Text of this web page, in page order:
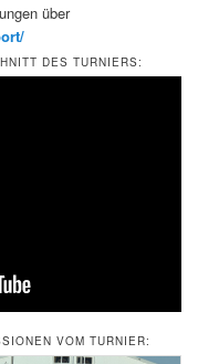
über
DES TURNIERS:
VOM TURNIER: